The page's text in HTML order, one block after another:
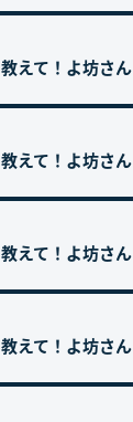
教えて！よ坊さ
教えて！よ坊さ
教えて！よ坊さ
教えて！よ坊さ